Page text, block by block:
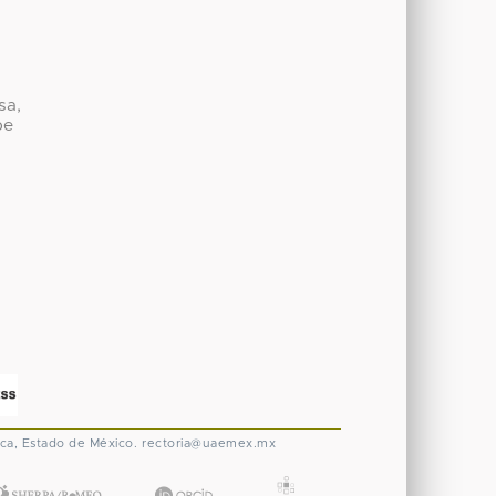
Estado de México. rectoria@uaemex.mx